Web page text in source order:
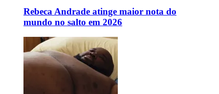
Rebeca Andrade atinge maior nota do
mundo no salto em 2026